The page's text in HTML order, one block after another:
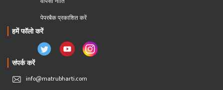
पेपरबैक प्रकाशित करें
हमें फॉलो करें
संपर्क करें
info@matrubharti.com